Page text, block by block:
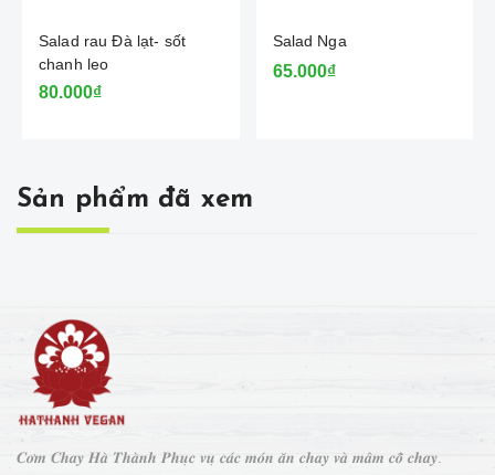
Salad rau Đà lạt- sốt
chanh leo
80.000₫
Salad Nga
65.000₫
Sản phẩm đã xem
𝑪𝒐̛𝒎 𝑪𝒉𝒂𝒚 𝑯𝒂̀ 𝑻𝒉𝒂̀𝒏𝒉 𝑷𝒉𝒖̣𝒄 𝒗𝒖̣ 𝒄𝒂́𝒄 𝒎𝒐́𝒏 𝒂̆𝒏 𝒄𝒉𝒂𝒚 𝒗𝒂̀ 𝒎𝒂̂𝒎 𝒄𝒐̂̃ 𝒄𝒉𝒂𝒚.